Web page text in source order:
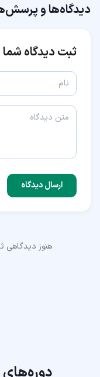
دیدگاه‌ها و
ثبت دیدگاه شما
ارسال دیدگاه
هنوز دیدگاهی
دوره‌های